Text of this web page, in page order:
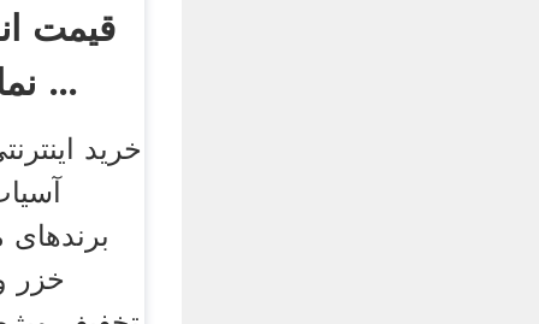
قیمت
نمایندگی رسمی با ...
خرید
خزر